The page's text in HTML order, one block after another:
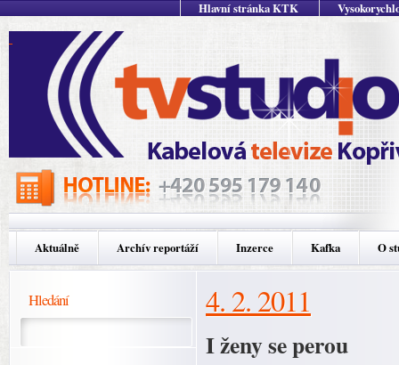
Hlavní stránka KTK
Aktuálně Archív reportáží Inzerce Kafka O
Hledání 4. 2. 2011
I ženy se perou